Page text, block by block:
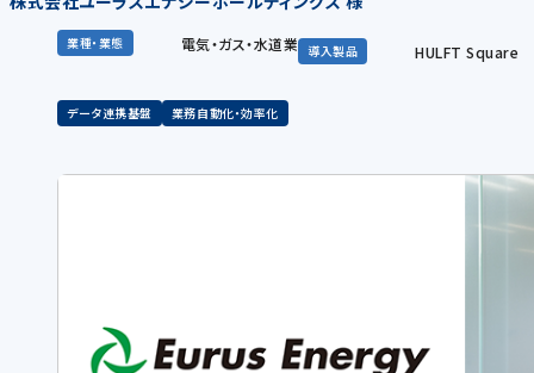
業種・業態 電気・ガス・水道業 導入製品 HULFT Square
データ連携基盤 業務自動化・効率化